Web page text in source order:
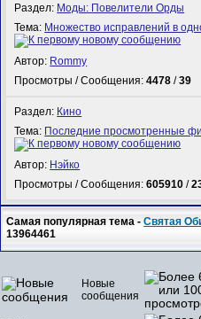
Раздел: Моды: Повелители Орды
Тема: Множество исправлений в
Автор: Rommy
Просмотры / Сообщения:4478 /39
Раздел: Кино
Тема: Последние просмотренные
Автор: Нэйко
Просмотры / Сообщения:605910 /
Самая популярная тема -Святая
13964461
Новые
сообщения